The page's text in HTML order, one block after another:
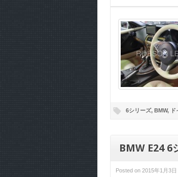
6シリーズ, BMW,
BMW E24 6
Posted on 2015年1月3日